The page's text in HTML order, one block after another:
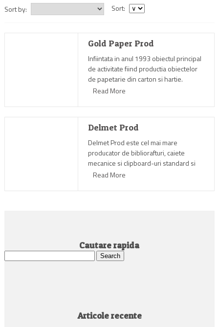
Sort by: Sort:
Gold Paper Prod
Infiintata in anul 1993 obiectul principal
de activitate fiind productia obiectelor
de papetarie din carton si hartie.
Read More
Delmet Prod
Delmet Prod este cel mai mare
producator de bibliorafturi, caiete
mecanice si clipboard-uri standard si
personalizate din Romania.
Read More
Cautare rapida
Articole recente